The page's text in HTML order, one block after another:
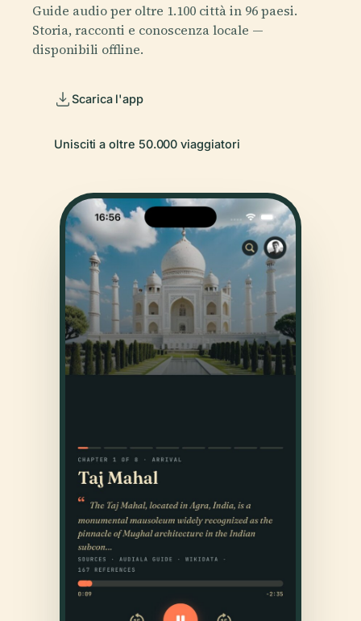
Guide audio per oltre 1.100 città in 96 paesi.
Storia, racconti e conoscenza locale —
disponibili offline.
Scarica l'app
Unisciti a oltre 50.000 viaggiatori